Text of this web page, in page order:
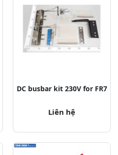
DC busbar kit 230V for FR7
Liên hệ